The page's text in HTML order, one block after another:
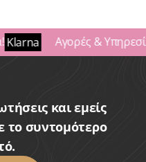
Klarna Αγορές &
και εμείς
το συντομότερο